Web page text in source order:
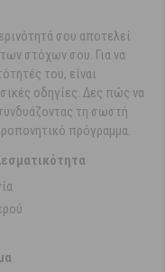
σου αποτελεί
στόχων σου. Για να
του, είναι
οδηγίες. Δες πώς να
τη σωστή
πρόγραμμα.